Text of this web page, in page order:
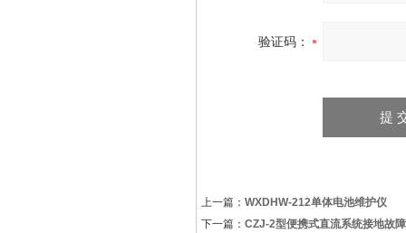
验证码：
上一篇： WXDHW-212单体电池维护仪
下一篇： CZJ-2型便携式直流系统接地故